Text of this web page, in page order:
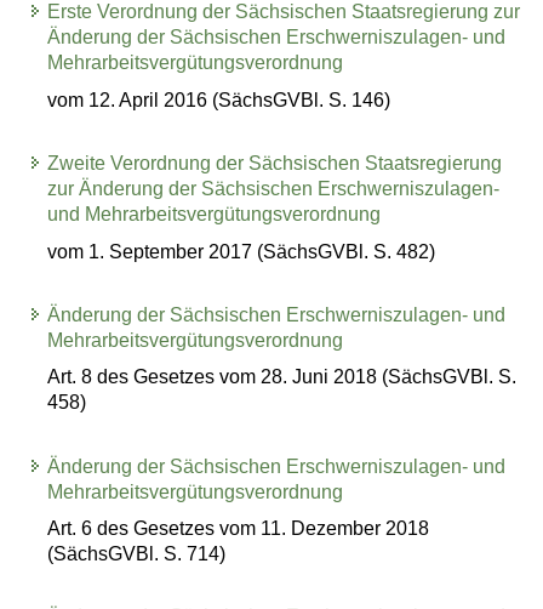
Erste Verordnung der Sächsischen Staatsregierung zur
Änderung der Sächsischen Erschwerniszulagen- und
Mehrarbeitsvergütungsverordnung
vom 12. April 2016 (SächsGVBl. S. 146)
Zweite Verordnung der Sächsischen Staatsregierung
zur Änderung der Sächsischen Erschwerniszulagen-
und Mehrarbeitsvergütungsverordnung
vom 1. September 2017 (SächsGVBl. S. 482)
Änderung der Sächsischen Erschwerniszulagen- und
Mehrarbeitsvergütungsverordnung
Art. 8 des Gesetzes vom 28. Juni 2018 (SächsGVBl. S.
458)
Änderung der Sächsischen Erschwerniszulagen- und
Mehrarbeitsvergütungsverordnung
Art. 6 des Gesetzes vom 11. Dezember 2018
(SächsGVBl. S. 714)